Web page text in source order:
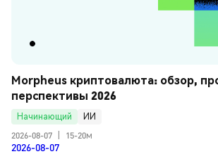
Morpheus криптовалюта: обзор,
перспективы 2026
Начинающий
ИИ
2026-08-07
15-20м
2026-08-07